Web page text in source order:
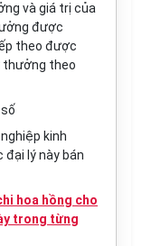
và giá trị của
được
theo được
thưởng theo
kinh
đại lý này bán
hoa hồng cho
trong từng